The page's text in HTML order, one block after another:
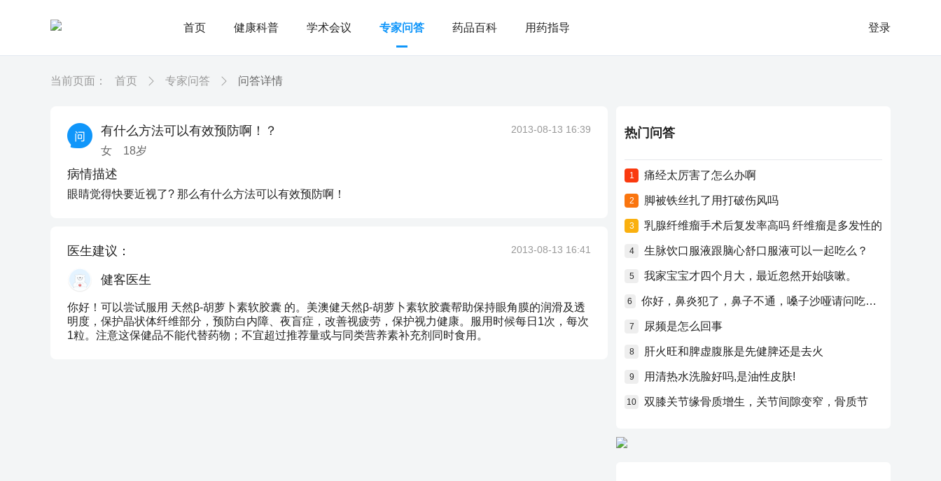
首页 健康科普 学术会议 专家问答 药品百科 用药指导 登录
当前页面： 首页 专家问答 问答详情
有什么方法可以有效预防啊！？
女 18岁
2013-08-13 16:39
病情描述
眼睛觉得快要近视了? 那么有什么方法可以有效预防啊！
医生建议： 2013-08-13 16:41
健客医生
你好！可以尝试服用 天然β-胡萝卜素软胶囊 的。美澳健天然β-胡萝卜素软胶囊帮助保持眼角膜的润滑及透
明度，保护晶状体纤维部分，预防白内障、夜盲症，改善视疲劳，保护视力健康。服用时候每日1次，每次
1粒。注意这保健品不能代替药物；不宜超过推荐量或与同类营养素补充剂同时食用。
热门问答
1 痛经太厉害了怎么办啊
2 脚被铁丝扎了用打破伤风吗
3 乳腺纤维瘤手术后复发率高吗 纤维瘤是多发性的
4 生脉饮口服液跟脑心舒口服液可以一起吃么？
5 我家宝宝才四个月大，最近忽然开始咳嗽。
6 你好，鼻炎犯了，鼻子不通，嗓子沙哑请问吃什么药比较好？
7 尿频是怎么回事
8 肝火旺和脾虚腹胀是先健脾还是去火
9 用清热水洗脸好吗,是油性皮肤!
10 双膝关节缘骨质增生，关节间隙变窄，骨质节